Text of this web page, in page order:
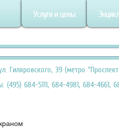
Услуги и цены
Гиляровского, 39 (метро
(495) 684-5111, 684-4981, 684-4661,